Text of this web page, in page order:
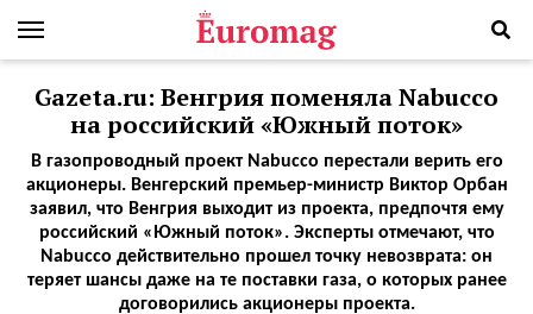
Gazeta.ru: Венгрия поменяла Nabucco
на российский «Южный поток»
В газопроводный проект Nabucco перестали верить его
акционеры. Венгерский премьер-министр Виктор Орбан
заявил, что Венгрия выходит из проекта, предпочтя ему
российский «Южный поток». Эксперты отмечают, что
Nabucco действительно прошел точку невозврата: он
теряет шансы даже на те поставки газа, о которых ранее
договорились акционеры проекта.